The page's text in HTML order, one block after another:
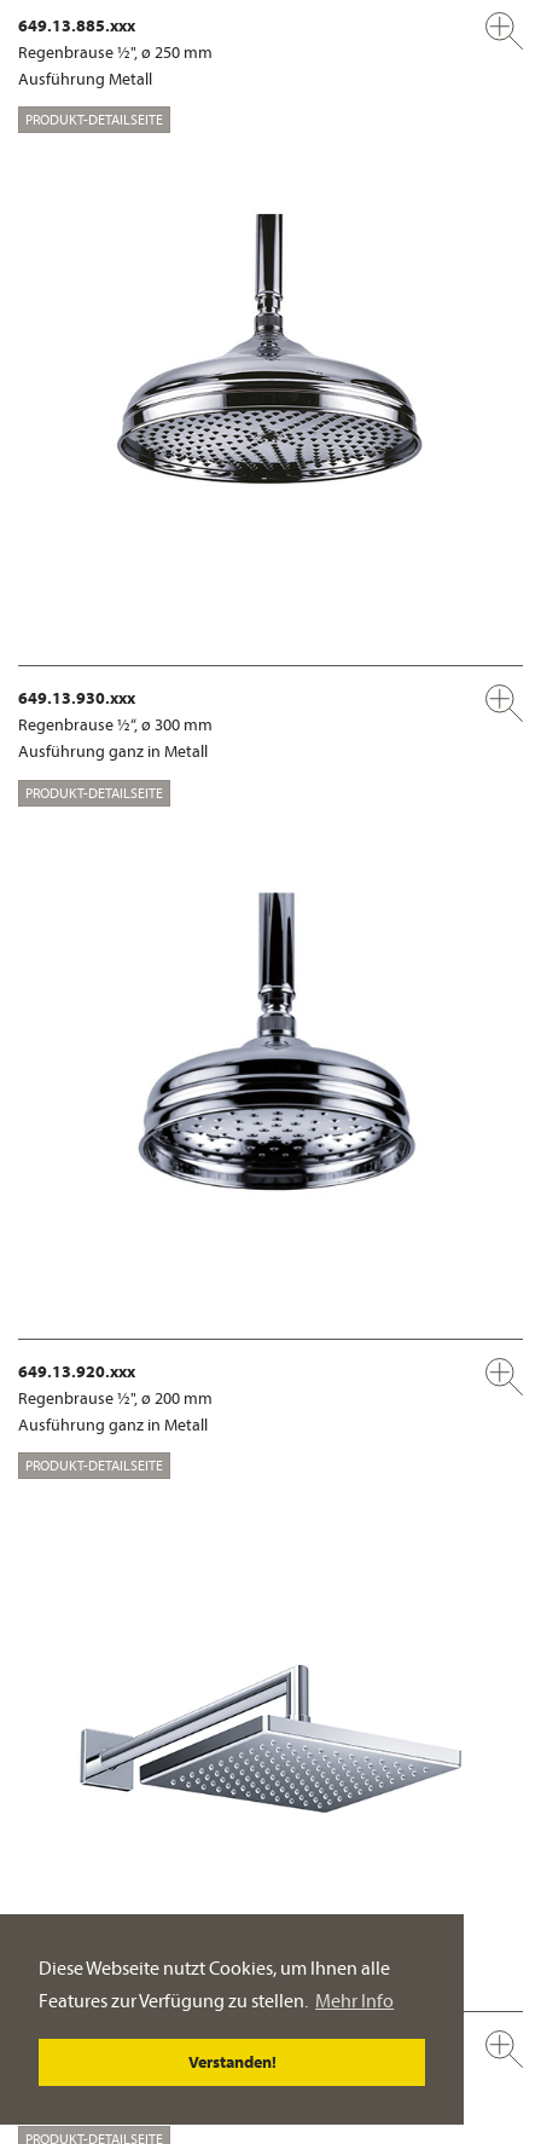
Diese Webseite nutzt Cookies, um Ihnen alle
Features zur Verfügung zu stellen. Mehr Info
Verstanden!
649.13.885.xxx
Regenbrause ½", ø 250 mm
Ausführung Metall
PRODUKT-DETAILSEITE
649.13.930.xxx
Regenbrause ½“, ø 300 mm
Ausführung ganz in Metall
PRODUKT-DETAILSEITE
649.13.920.xxx
Regenbrause ½", ø 200 mm
Ausführung ganz in Metall
PRODUKT-DETAILSEITE
649.13.970.xxx
Regenbrause ½“, 200 x 200 mm
PRODUKT-DETAILSEITE